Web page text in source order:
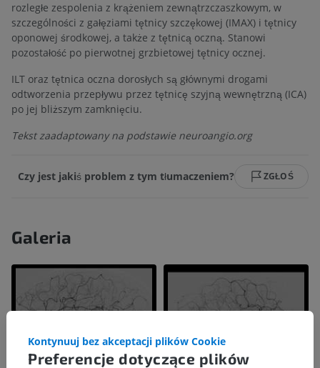
rozległe zespolenia z krążeniem zewnątrzczaszkowym, w
szczególności z gałęziami tętnicy szczękowej (IMAX) i tętnicy
oponowej środkowej, a także z tętnicą oczną. Stanowi
pozostałość po pierwotnej grzbietowej tętnicy ocznej.
ILT oraz tętnica oczna dorosłych są głównymi drogami
odtworzenia przepływu przez tętnicę szyjną wewnętrzną (ICA)
po jej bliższym zamknięciu.
Tekst zaadaptowany na podstawie neuroangio.org
Czy jest jakiś problem z tym tłumaczeniem? ZGŁOŚ
Galeria
Preferencje dotyczące plików
Kontynuuj bez akceptacji plików Cookie